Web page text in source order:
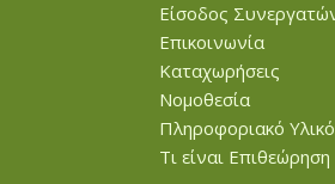
Είσοδος
Επικοινωνία
Καταχωρήσεις
Νομοθεσία
Πληροφοριακό Υλικό
Τι είναι Επιθεώρηση